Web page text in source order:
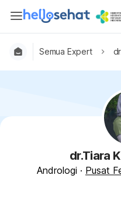
Semua Expert
dr.Tiara
Andrologi · Pusat